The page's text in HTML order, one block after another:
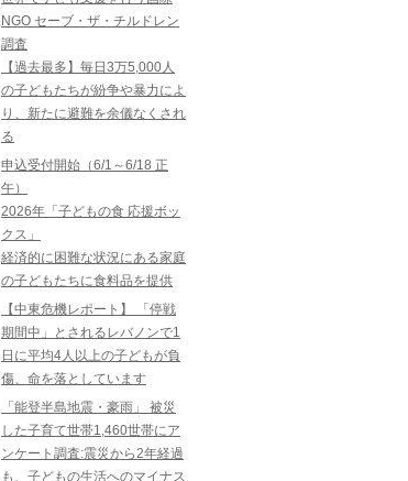
NGO セーブ・ザ・チルドレン
調査
【過去最多】毎日3万5,000人
の子どもたちが紛争や暴力によ
り、新たに避難を余儀なくされ
る
申込受付開始（6/1～6/18 正
午）
2026年「子どもの食 応援ボッ
クス」
経済的に困難な状況にある家庭
の子どもたちに食料品を提供
【中東危機レポート】 「停戦
期間中」とされるレバノンで1
日に平均4人以上の子どもが負
傷、命を落としています
「能登半島地震・豪雨」 被災
した子育て世帯1,460世帯にア
ンケート調査:震災から2年経過
も、子どもの生活へのマイナス